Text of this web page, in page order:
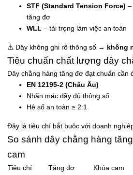
STF (Standard Tension Force) –
tăng đơ
WLL – tải trọng làm việc an toàn
⚠️ Dây không ghi rõ thông số → không
Tiêu chuẩn chất lượng dây
Dây chằng hàng tăng đơ đạt chuẩn cần
EN 12195-2 (Châu Âu)
Nhãn mác đầy đủ thông số
Hệ số an toàn ≥ 2:1
Đây là tiêu chí bắt buộc với doanh
So sánh dây chằng hàng
cam
Tiêu chí Tăng đơ
Khóa cam